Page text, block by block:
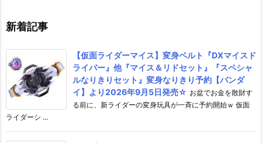
新着記事
【仮面ライダーマイス】変身ベルト『DXマイスド
ライバー』他『マイス＆リドセット』『スペシャ
ルなりきりセット』変身なりきり予約【バンダ
イ】より2026年9月5日発売☆ お盆でお金を散財す
る前に、新ライダーの変身玩具が一斉に予約開始ｗ 仮面
ライダーシ ...